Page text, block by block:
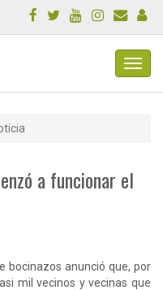
a funcionar el
bocinazos anunció que, por
mil vecinos y vecinas que